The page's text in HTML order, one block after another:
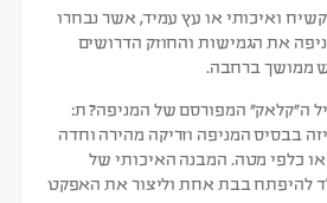
ואיכותי או עץ עמיד, אשר נבחרו
את הגמישות והחוזק הדרושים
ממושך ברחבה.
ה”קלאק” המפורסם של המניפה? ת:
בבסיס המניפה וזריקה מהירה וחדה
כלפי מטה. המבנה האיכותי של
להיפתח בבת אחת וליצור את האפקט